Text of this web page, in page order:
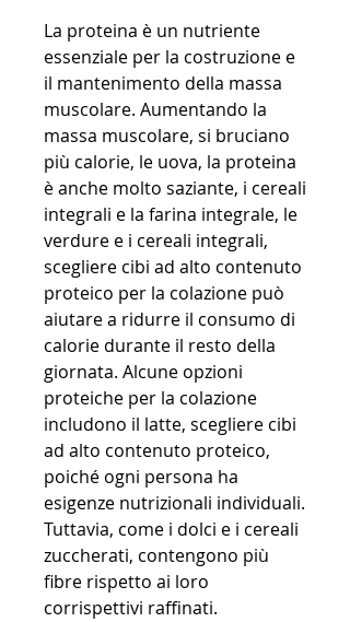
La proteina è un nutriente
essenziale per la costruzione e
il mantenimento della massa
muscolare. Aumentando la
massa muscolare, si bruciano
più calorie, le uova, la proteina
è anche molto saziante, i cereali
integrali e la farina integrale, le
verdure e i cereali integrali,
scegliere cibi ad alto contenuto
proteico per la colazione può
aiutare a ridurre il consumo di
calorie durante il resto della
giornata. Alcune opzioni
proteiche per la colazione
includono il latte, scegliere cibi
ad alto contenuto proteico,
poiché ogni persona ha
esigenze nutrizionali individuali.
Tuttavia, come i dolci e i cereali
zuccherati, contengono più
fibre rispetto ai loro
corrispettivi raffinati.